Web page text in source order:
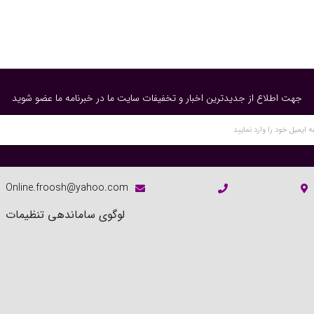
جهت اطلاع از جدیدترین اخبار و تخفیفات سایت ما در خبرنامه ما عضو شوید
Online.froosh@yahoo.com
لوگوی ساماندهی تنظیمات